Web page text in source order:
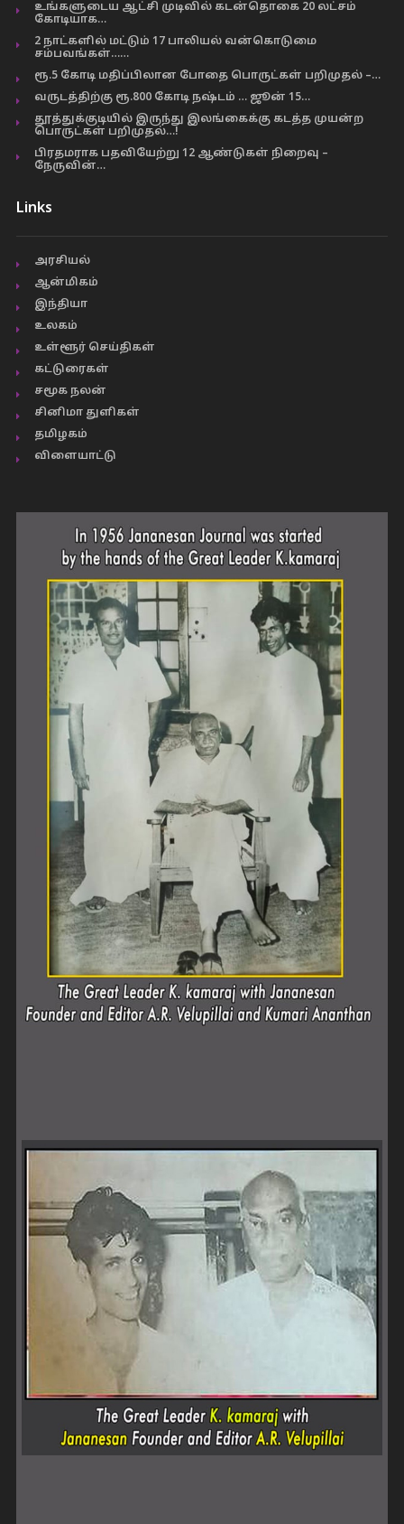
உங்களுடைய ஆட்சி முடிவில் கடன்தொகை 20 லட்சம்
கோடியாக…
2 நாட்களில் மட்டும் 17 பாலியல் வன்கொடுமை
சம்பவங்கள்……
ரூ.5 கோடி மதிப்பிலான போதை பொருட்கள் பறிமுதல் –…
வருடத்திற்கு ரூ.800 கோடி நஷ்டம் … ஜூன் 15…
தூத்துக்குடியில் இருந்து இலங்கைக்கு கடத்த முயன்ற
பொருட்கள் பறிமுதல்…!
பிரதமராக பதவியேற்று 12 ஆண்டுகள் நிறைவு –
நேருவின்…
Links
அரசியல்
ஆன்மிகம்
இந்தியா
உலகம்
உள்ளூர் செய்திகள்
கட்டுரைகள்
சமூக நலன்
சினிமா துளிகள்
தமிழகம்
விளையாட்டு